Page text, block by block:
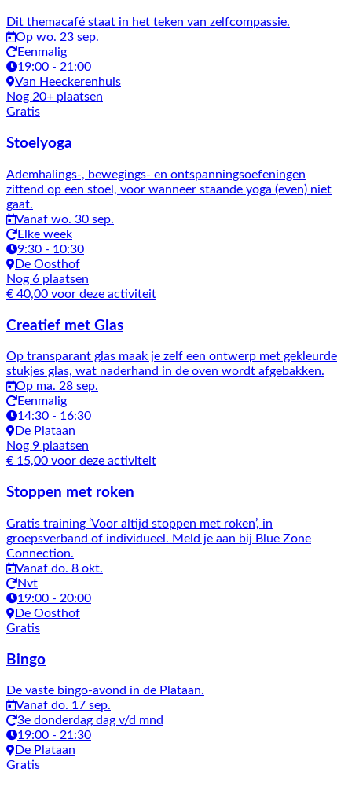
Dit themacafé staat in het teken van zelfcompassie.
Op wo. 23 sep.
Eenmalig
19:00 - 21:00
Van Heeckerenhuis
Nog 20+ plaatsen
Gratis
Stoelyoga
Ademhalings-, bewegings- en ontspanningsoefeningen
zittend op een stoel, voor wanneer staande yoga (even) niet
gaat.
Vanaf wo. 30 sep.
Elke week
9:30 - 10:30
De Oosthof
Nog 6 plaatsen
€ 40,00 voor deze activiteit
Creatief met Glas
Op transparant glas maak je zelf een ontwerp met gekleurde
stukjes glas, wat naderhand in de oven wordt afgebakken.
Op ma. 28 sep.
Eenmalig
14:30 - 16:30
De Plataan
Nog 9 plaatsen
€ 15,00 voor deze activiteit
Stoppen met roken
Gratis training ‘Voor altijd stoppen met roken’, in
groepsverband of individueel. Meld je aan bij Blue Zone
Connection.
Vanaf do. 8 okt.
Nvt
19:00 - 20:00
De Oosthof
Gratis
Bingo
De vaste bingo-avond in de Plataan.
Vanaf do. 17 sep.
3e donderdag dag v/d mnd
19:00 - 21:30
De Plataan
Gratis